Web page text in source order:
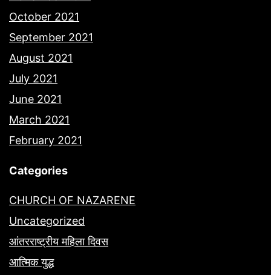
October 2021
September 2021
August 2021
July 2021
June 2021
March 2021
February 2021
Categories
CHURCH OF NAZARENE
Uncategorized
आंतरराष्ट्रीय महिला दिवस
आत्मिक युद्ध